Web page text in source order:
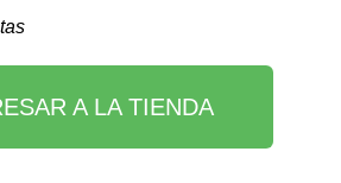
A LA TIENDA